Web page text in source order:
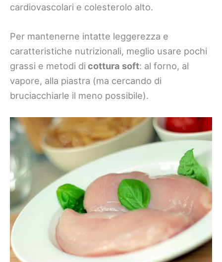
cardiovascolari e colesterolo alto.
Per mantenerne intatte leggerezza e
caratteristiche nutrizionali, meglio usare pochi
grassi e metodi di cottura soft: al forno, al
vapore, alla piastra (ma cercando di
bruciacchiarle il meno possibile).